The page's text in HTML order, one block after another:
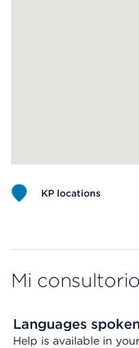
KP locations
Mi consultorio
Languages
Help is available in